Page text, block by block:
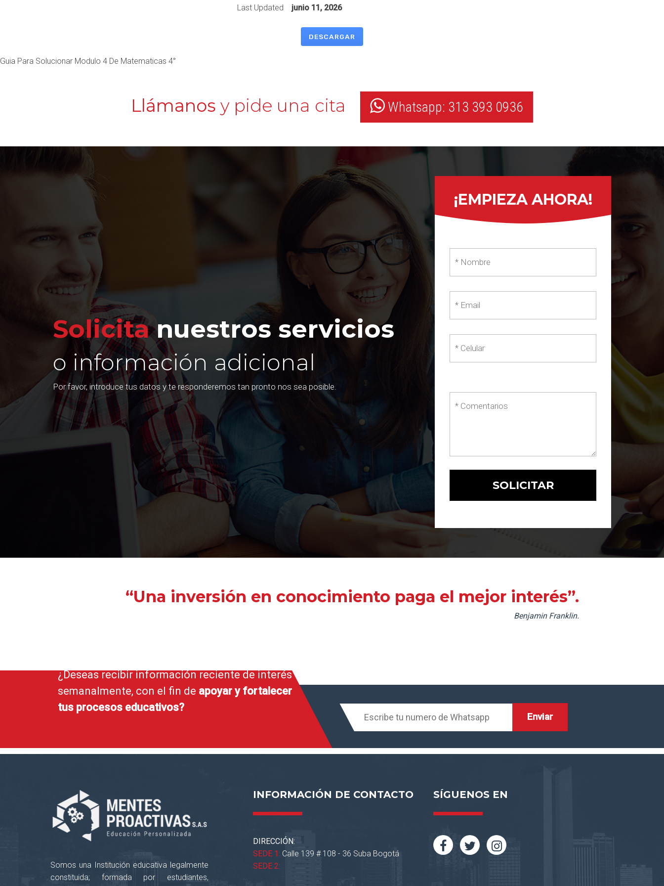
Last Updated junio 11, 2026
DESCARGAR
Guia Para Solucionar Modulo 4 De Matematicas 4°
Llámanos y pide una cita Whatsapp: 313 393 0936
Solicitanuestros servicios
o información adicional
Por favor, introduce tus datos y te responderemos tan pronto nos sea posible.
¡EMPIEZA AHORA!
“Una inversión en conocimiento paga el mejor interés”.
Benjamin Franklin.
¿Deseas recibir información reciente de interés
semanalmente, con el fin de apoyar y fortalecer
tus procesos educativos?
Somos una Institución educativa legalmente
constituida; formada por estudiantes,
INFORMACIÓN DE CONTACTO
DIRECCIÓN:
SEDE 1: Calle 139 # 108 - 36 Suba Bogotá
SEDE 2:
SÍGUENOS EN